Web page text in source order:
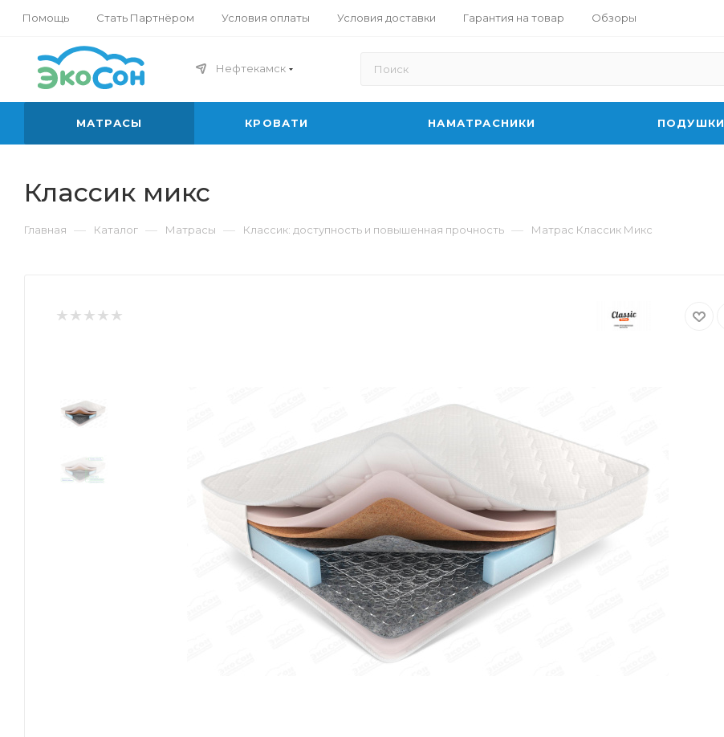
Помощь Стать Партнёром Условия оплаты Условия доставки Гарантия на товар Обзоры
Нефтекамск
МАТРАСЫ КРОВАТИ НАМАТРАСНИКИ ПОДУШКИ
Классик микс
Главная — Каталог — Матрасы — Классик: доступность и повышенная прочность — Матрас Классик Микс